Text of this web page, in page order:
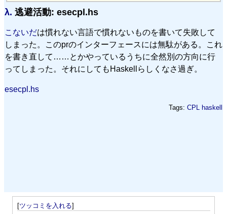
λ. 逃避活動: esecpl.hs
こないだは慣れない言語で慣れないものを書いて失敗して
しまった。このprのインターフェースには無駄がある。これ
を書き直して……とかやっているうちに全然別の方向に行
ってしまった。それにしてもHaskellらしくなさ過ぎ。
esecpl.hs
Tags: CPL haskell
[ツッコミを入れる]